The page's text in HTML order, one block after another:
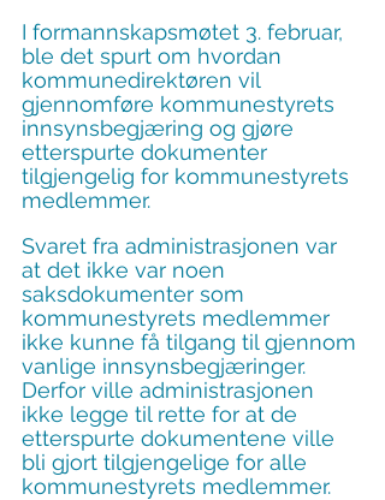
I formannskapsmøtet 3. februar,
ble det spurt om hvordan
kommunedirektøren vil
gjennomføre kommunestyrets
innsynsbegjæring og gjøre
etterspurte dokumenter
tilgjengelig for kommunestyrets
medlemmer.
Svaret fra administrasjonen var
at det ikke var noen
saksdokumenter som
kommunestyrets medlemmer
ikke kunne få tilgang til gjennom
vanlige innsynsbegjæringer.
Derfor ville administrasjonen
ikke legge til rette for at de
etterspurte dokumentene ville
bli gjort tilgjengelige for alle
kommunestyrets medlemmer.